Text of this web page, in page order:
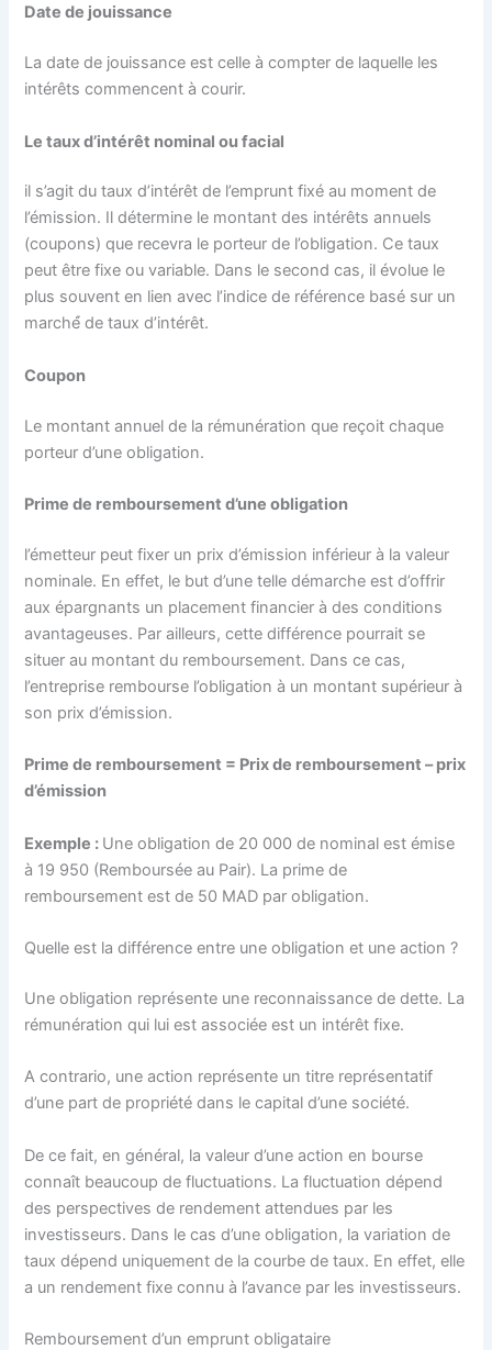
Date de jouissance
La date de jouissance est celle à compter de laquelle les
intérêts commencent à courir.
Le taux d’intérêt nominal ou facial
il s’agit du taux d’intérêt de l’emprunt fixé au moment de
l’émission. Il détermine le montant des intérêts annuels
(coupons) que recevra le porteur de l’obligation. Ce taux
peut être fixe ou variable. Dans le second cas, il évolue le
plus souvent en lien avec l’indice de référence basé sur un
marché́ de taux d’intérêt.
Coupon
Le montant annuel de la rémunération que reçoit chaque
porteur d’une obligation.
Prime de remboursement d’une obligation
l’émetteur peut fixer un prix d’émission inférieur à la valeur
nominale. En effet, le but d’une telle démarche est d’offrir
aux épargnants un placement financier à des conditions
avantageuses. Par ailleurs, cette différence pourrait se
situer au montant du remboursement. Dans ce cas,
l’entreprise rembourse l’obligation à un montant supérieur à
son prix d’émission.
Prime de remboursement = Prix de remboursement – prix
d’émission
Exemple : Une obligation de 20 000 de nominal est émise
à 19 950 (Remboursée au Pair). La prime de
remboursement est de 50 MAD par obligation.
Quelle est la différence entre une obligation et une action ?
Une obligation représente une reconnaissance de dette. La
rémunération qui lui est associée est un intérêt fixe.
A contrario, une action représente un titre représentatif
d’une part de propriété dans le capital d’une société.
De ce fait, en général, la valeur d’une action en bourse
connaît beaucoup de fluctuations. La fluctuation dépend
des perspectives de rendement attendues par les
investisseurs. Dans le cas d’une obligation, la variation de
taux dépend uniquement de la courbe de taux. En effet, elle
a un rendement fixe connu à l’avance par les investisseurs.
Remboursement d’un emprunt obligataire